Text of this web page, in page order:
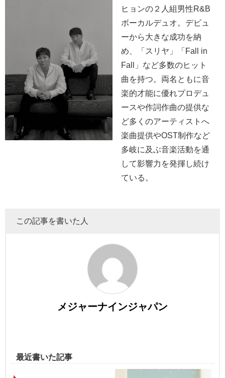
ヒョンの２人組男性R&B
ボーカルデュオ。デビュ
ーから大きな成功を納
め、「スリヤ」「Fall in
Fall」など多数のヒット
曲を持つ。両名ともに音
楽的才能に優れプロデュ
ースや作詞作曲の提供な
ど多くのアーティストへ
楽曲提供やOST制作など
多岐に及ぶ音楽活動を通
して影響力を発揮し続け
ている。
この記事を書いた人
メジャーナインジャパン
最近書いた記事